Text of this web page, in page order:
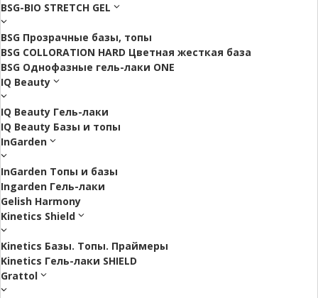
BSG-BIO STRETCH GEL
BSG Прозрачные базы, топы
BSG COLLORATION HARD Цветная жесткая база
BSG Однофазные гель-лаки ONE
IQ Beauty
IQ Beauty Гель-лаки
IQ Beauty Базы и топы
InGarden
InGarden Топы и базы
Ingarden Гель-лаки
Gelish Harmony
Kinetics Shield
Kinetics Базы. Топы. Праймеры
Kinetics Гель-лаки SHIELD
Grattol